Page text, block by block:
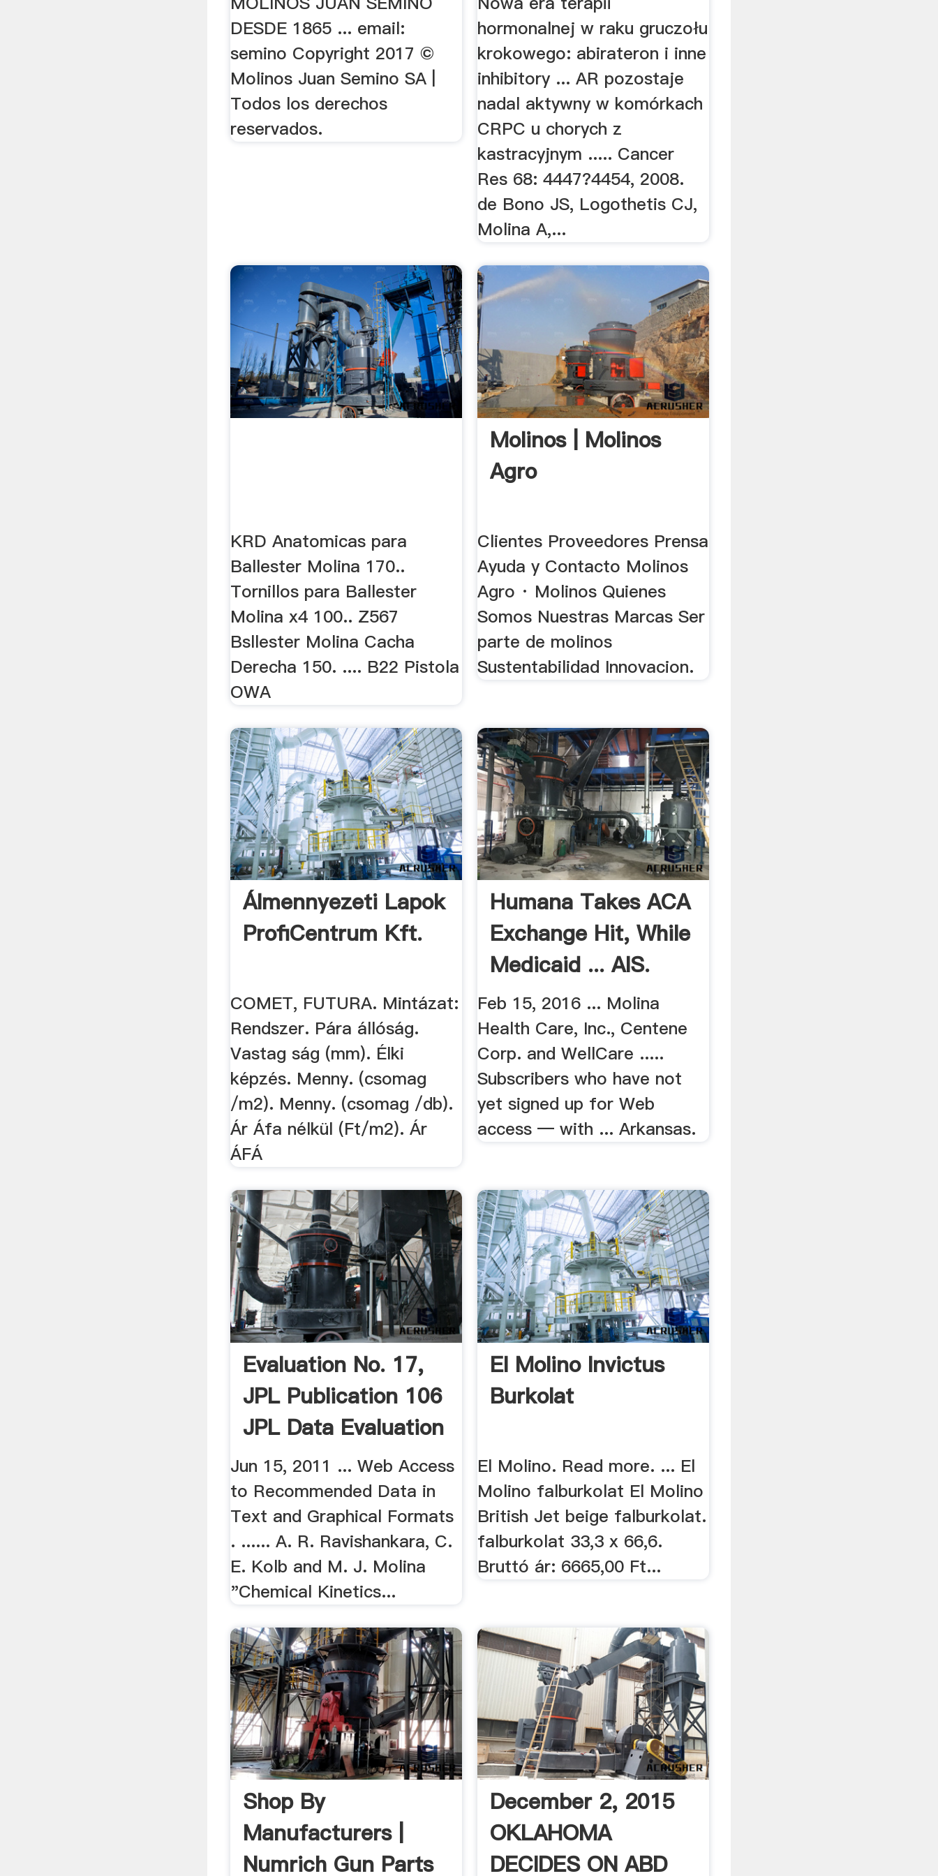
DESDE 1865 ... email:
semino Copyright 2017 ©
Molinos Juan Semino SA |
Todos los derechos
reservados.
hormonalnej w raku gruczołu
krokowego: abirateron i inne
inhibitory ... AR pozostaje
nadal aktywny w komórkach
CRPC u chorych z
kastracyjnym ..... Cancer
Res 68: 4447?4454, 2008.
de Bono JS, Logothetis CJ,
Molina A,...
KRD Anatomicas para
Ballester Molina 170..
Tornillos para Ballester
Molina x4 100.. Z567
Bsllester Molina Cacha
Derecha 150. .... B22 Pistola
OWA
Molinos | Molinos
Agro
Clientes Proveedores Prensa
Ayuda y Contacto Molinos
Agro · Molinos Quienes
Somos Nuestras Marcas Ser
parte de molinos
Sustentabilidad Innovacion.
Álmennyezeti Lapok
ProfiCentrum Kft.
COMET, FUTURA. Mintázat:
Rendszer. Pára állóság.
Vastag ság (mm). Élki
képzés. Menny. (csomag
/m2). Menny. (csomag /db).
Ár Áfa nélkül (Ft/m2). Ár
ÁFÁ
Humana Takes ACA
Exchange Hit, While
Medicaid ... AIS.
Feb 15, 2016 ... Molina
Health Care, Inc., Centene
Corp. and WellCare .....
Subscribers who have not
yet signed up for Web
access — with ... Arkansas.
Evaluation No. 17,
JPL Publication 106
JPL Data Evaluation
.
Jun 15, 2011 ... Web Access
to Recommended Data in
Text and Graphical Formats
. ...... A. R. Ravishankara, C.
E. Kolb and M. J. Molina
"Chemical Kinetics...
El Molino Invictus
Burkolat
El Molino. Read more. ... El
Molino falburkolat El Molino
British Jet beige falburkolat.
falburkolat 33,3 x 66,6.
Bruttó ár: 6665,00 Ft...
Shop By
Manufacturers |
Numrich Gun Parts
December 2, 2015
OKLAHOMA
DECIDES ON ABD